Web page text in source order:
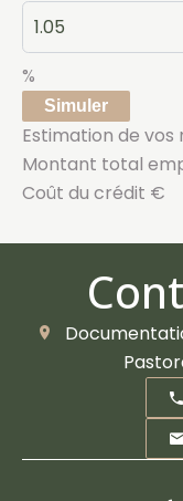
%
Simuler
Estimation de vos
Montant total
Coût du crédit €